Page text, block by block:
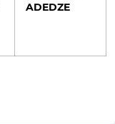
ADEDZE